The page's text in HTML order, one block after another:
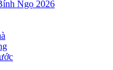
Ngọ 2026